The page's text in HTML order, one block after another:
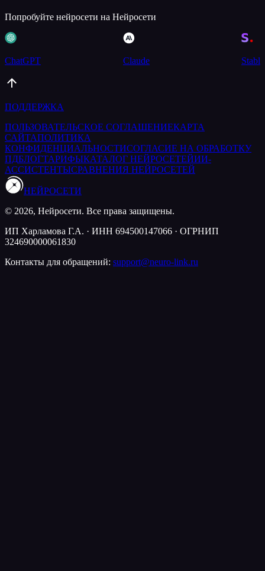
Попробуйте нейросети на Нейросети
ChatGPT Claude
ПОДДЕРЖКА
ПОЛЬЗОВАТЕЛЬСКОЕ СОГЛАШЕНИЕКАРТА
САЙТАПОЛИТИКА
КОНФИДЕНЦИАЛЬНОСТИСОГЛАСИЕ НА ОБРАБОТКУ
ПДБЛОГТАРИФЫКАТАЛОГ НЕЙРОСЕТЕЙИИ-
АССИСТЕНТЫСРАВНЕНИЯ НЕЙРОСЕТЕЙ
НЕЙРОСЕТИ
© 2026, Нейросети. Все права защищены.
ИП Харламова Г.А. · ИНН 694500147066 · ОГРНИП
324690000061830
Контакты для обращений: support@neuro-link.ru